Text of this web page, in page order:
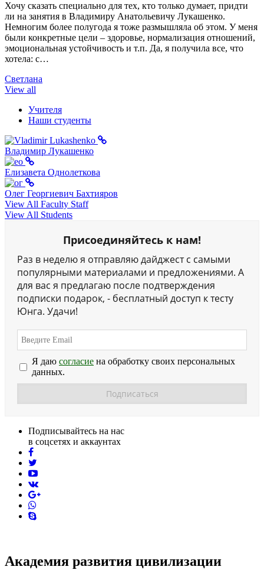
Хочу сказать специально для тех, кто только думает, придти
ли на занятия в Владимиру Анатольевичу Лукашенко.
Немногим более полугода я тоже размышляла об этом. У меня
были конкретные цели – здоровье, нормализация отношений,
эмоциональная устойчивость и т.п. Да, я получила все, что
хотела: с…
Светлана
View all
Учителя
Наши студенты
Владимир Лукашенко
Елизавета Однолеткова
Олег Георгиевич Бахтияров
View All Faculty Staff
View All Students
Присоединяйтесь к нам!
Раз в неделю я отправляю дайджест с самыми
популярными материалами и предложениями. А
для вас я предлагаю после подтверждения
подписки подарок, - бесплатный доступ к тесту
Юнга. Удачи!
Я даю согласие на обработку своих персональных
данных.
Подписывайтесь на нас
в соцсетях и аккаунтах
facebook
youtube
vk
skype
Академия развития цивилизации